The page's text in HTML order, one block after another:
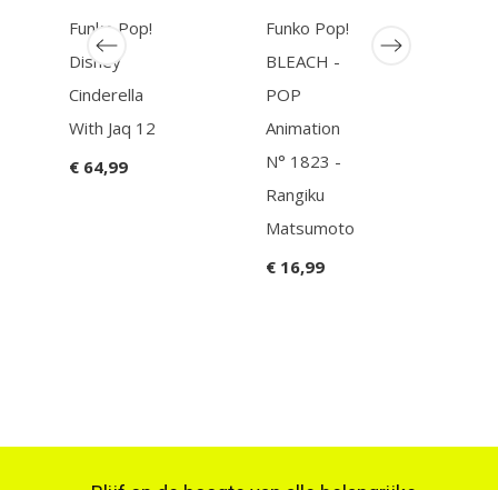
Funko Pop!
Disney
Cinderella
With Jaq 12
€ 64,99
Funko Pop!
BLEACH -
POP
Animation
N° 1823 -
Rangiku
Matsumoto
€ 16,99